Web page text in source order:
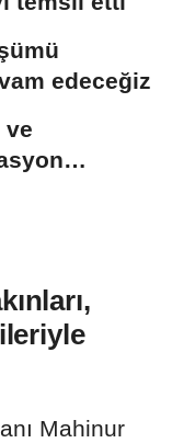
edeceğiz
ve
Mahinur